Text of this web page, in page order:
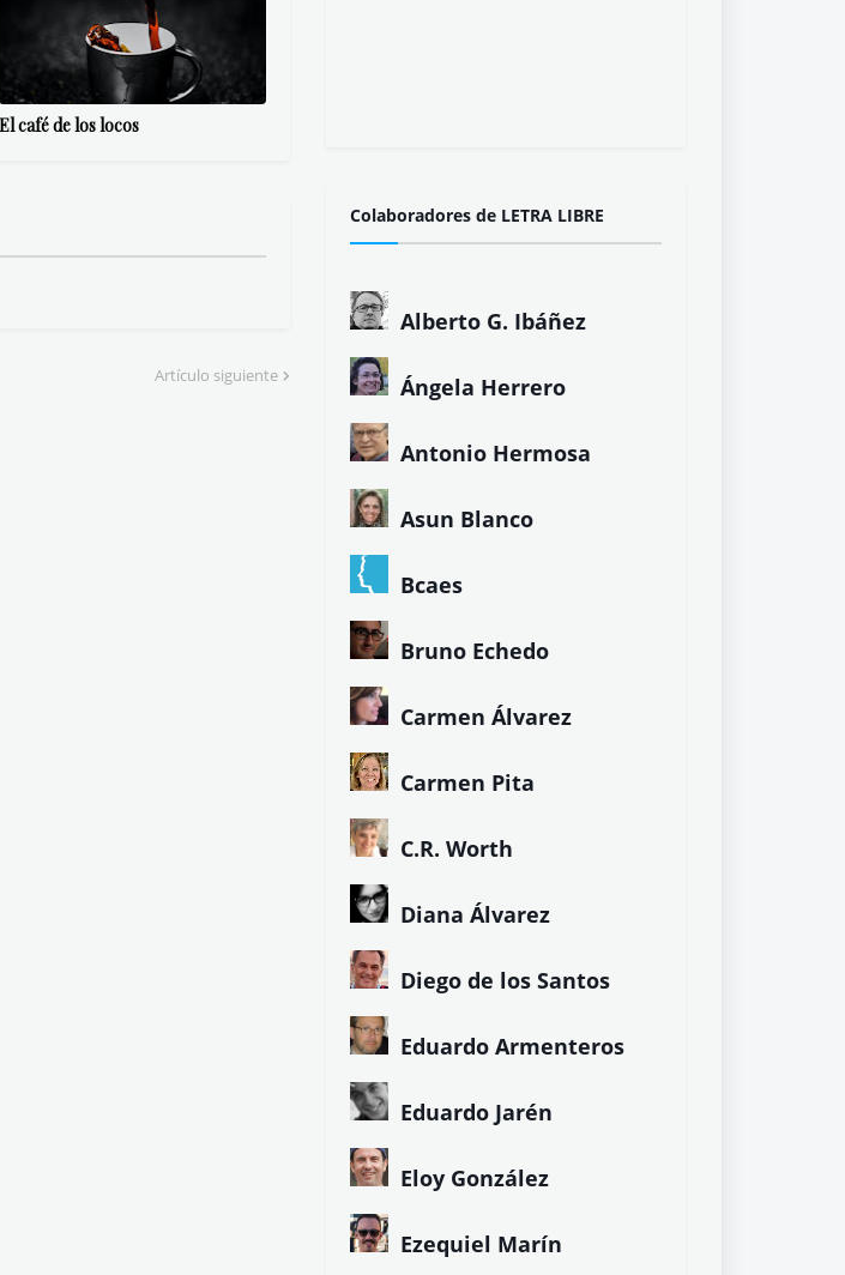
El café de los locos
Artículo siguiente
Colaboradores de LETRA LIBRE
Alberto G. Ibáñez
Ángela Herrero
Antonio Hermosa
Asun Blanco
Bcaes
Bruno Echedo
Carmen Álvarez
Carmen Pita
C.R. Worth
Diana Álvarez
Diego de los Santos
Eduardo Armenteros
Eduardo Jarén
Eloy González
Ezequiel Marín